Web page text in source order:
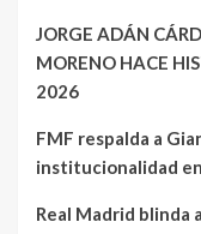
JORGE ADÁN
MORENO HACE
2026
FMF respalda a
institucionalidad
Real Madrid blinda